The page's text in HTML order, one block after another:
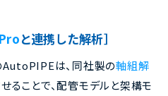
と連携した解析］
AutoPIPEは、同社製の軸組解
ることで、配管モデルと架構モ